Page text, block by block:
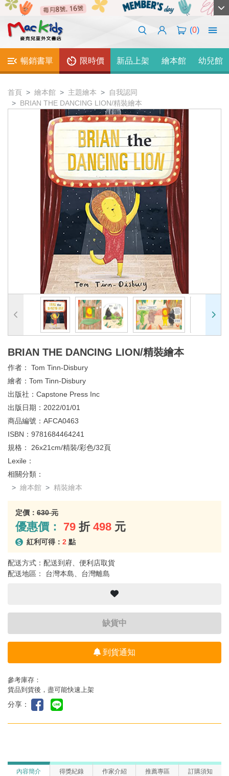
(0)
暢銷書單 限時價 新品上架 繪本館 幼兒館
首頁 繪本館 主題繪本
自我認同
BRIAN THE DANCING LION/精裝繪本
BRIAN THE DANCING LION/精裝繪本
作者： Tom Tinn-Disbury
繪者： Tom Tinn-Disbury
出版社： Capstone Press Inc
出版日期： 2022/01/01
商品編號： AFCA0463
ISBN： 9781684464241
規格： 26x21cm/精裝/彩色/32頁
Lexile：
相關分類：
繪本館
精裝繪本
定價： 630 元
優惠價： 79 折 498 元
紅利可得： 2 點
配送方式：配送到府、便利店取貨
配送地區： 台灣本島、台灣離島
缺貨中
到貨通知
參考庫存：
貨品到貨後，盡可能快速上架
分享：
內容簡介 得獎紀錄 作家介紹 推薦專區 訂購須知